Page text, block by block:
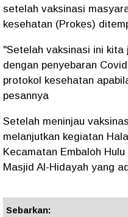
setelah vaksinasi
kesehatan (Prokes)
"Setelah vaksinasi ini
dengan penyebaran
protokol kesehatan
pesannya
Setelah meninjau
melanjutkan kegiatan
Kecamatan Embaloh
Masjid Al-Hidayah yang
Sebarkan: